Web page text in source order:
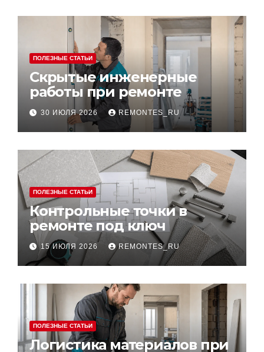
ПОЛЕЗНЫЕ СТАТЬИ
Скрытые инженерные
работы при ремонте
30 ИЮЛЯ 2026 REMONTES_RU
ПОЛЕЗНЫЕ СТАТЬИ
Контрольные точки в
ремонте под ключ
15 ИЮЛЯ 2026 REMONTES_RU
ПОЛЕЗНЫЕ СТАТЬИ
Логистика материалов при